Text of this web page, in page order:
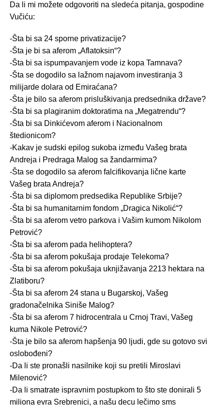
Da li mi možete odgovoriti na sledeća pitanja, gospodine
Vučiću:
-Šta bi sa 24 sporne privatizacije?
-Šta je bi sa aferom „Aflatoksin“?
-Šta bi sa ispumpavanjem vode iz kopa Tamnava?
-Šta se dogodilo sa lažnom najavom investiranja 3
milijarde dolara od Emiraćana?
-Šta je bilo sa aferom prisluškivanja predsednika države?
-Šta bi sa plagiranim doktoratima na „Megatrendu“?
-Šta bi sa Dinkićevom aferom i Nacionalnom
štedionicom?
-Kakav je sudski epilog sukoba između Vašeg brata
Andreja i Predraga Malog sa žandarmima?
-Šta se dogodilo sa aferom falcifikovanja lične karte
Vašeg brata Andreja?
-Šta bi sa diplomom predsedika Republike Srbije?
-Šta bi sa humanitarnim fondom „Dragica Nikolić“?
-Šta bi sa aferom vetro parkova i Vašim kumom Nikolom
Petrović?
-Šta bi sa aferom pada helihoptera?
-Šta bi sa aferom pokušaja prodaje Telekoma?
-Šta bi sa aferom pokušaja uknjižavanja 2213 hektara na
Zlatiboru?
-Šta bi sa aferom 24 stana u Bugarskoj, Vašeg
gradonačelnika Siniše Malog?
-Šta bi sa aferom 7 hidrocentrala u Crnoj Travi, Vašeg
kuma Nikole Petrović?
-Šta je bilo sa aferom hapšenja 90 ljudi, gde su gotovo svi
oslobođeni?
-Da li ste pronašli nasilnike koji su pretili Miroslavi
Milenović?
-Da li smatrate ispravnim postupkom to što ste donirali 5
miliona evra Srebrenici, a našu decu lečimo sms